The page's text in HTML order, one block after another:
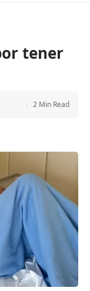
tener
2 Min Read